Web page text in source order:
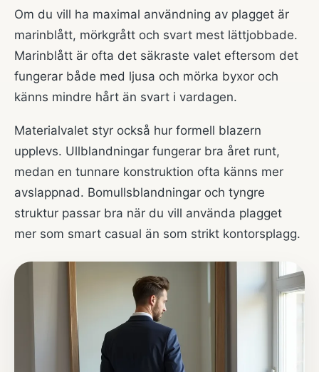
Om du vill ha maximal användning av plagget är
marinblått, mörkgrått och svart mest lättjobbade.
Marinblått är ofta det säkraste valet eftersom det
fungerar både med ljusa och mörka byxor och
känns mindre hårt än svart i vardagen.
Materialvalet styr också hur formell blazern
upplevs. Ullblandningar fungerar bra året runt,
medan en tunnare konstruktion ofta känns mer
avslappnad. Bomullsblandningar och tyngre
struktur passar bra när du vill använda plagget
mer som smart casual än som strikt kontorsplagg.